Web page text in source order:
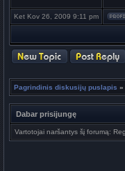
Ket Kov 26, 2009 9:11 pm
Pagrindinis diskusijų puslapis »
Dabar prisijungę
Vartotojai naršantys šį forumą: